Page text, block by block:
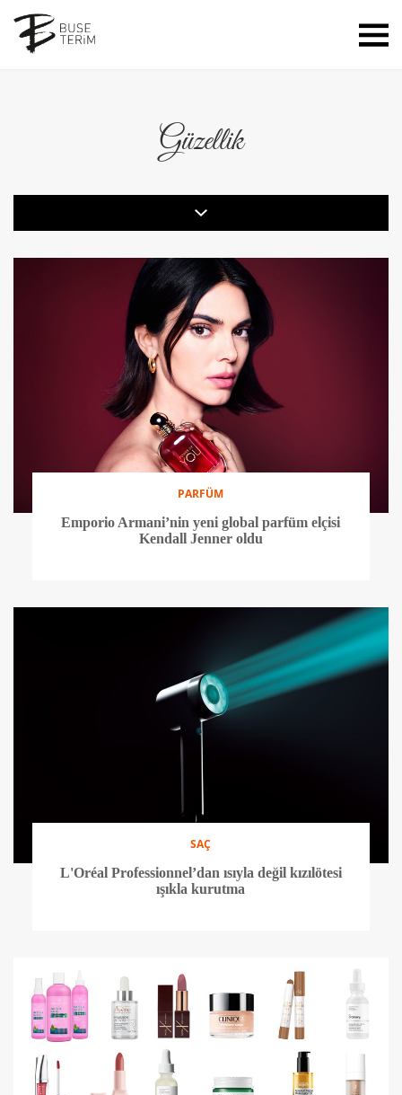
Güzellik
PARFÜM
Emporio Armani’nin yeni global parfüm elçisi
Kendall Jenner oldu
SAÇ
L'Oréal Professionnel’dan ısıyla değil kızılötesi
ışıkla kurutma